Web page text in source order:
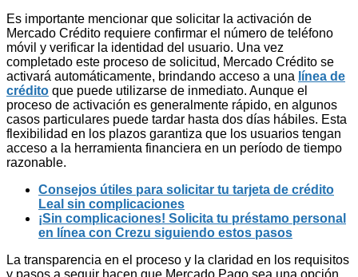
Es importante mencionar que solicitar la activación de
Mercado Crédito requiere confirmar el número de teléfono
móvil y verificar la identidad del usuario. Una vez
completado este proceso de solicitud, Mercado Crédito se
activará automáticamente, brindando acceso a una línea de
crédito que puede utilizarse de inmediato. Aunque el
proceso de activación es generalmente rápido, en algunos
casos particulares puede tardar hasta dos días hábiles. Esta
flexibilidad en los plazos garantiza que los usuarios tengan
acceso a la herramienta financiera en un período de tiempo
razonable.
Consejos útiles para solicitar tu tarjeta de crédito
Leal sin complicaciones
¡Sin complicaciones! Solicita tu préstamo personal
en línea con Crezu siguiendo estos pasos
La transparencia en el proceso y la claridad en los requisitos
y pasos a seguir hacen que Mercado Pago sea una opción